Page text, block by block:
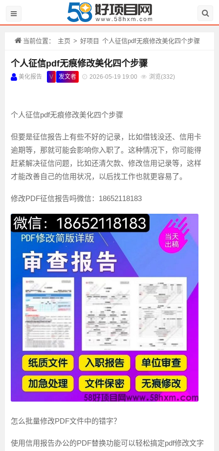
当前位置： 主页 > 好项目 个人征信pdf无痕修改美化四个步骤
个人征信pdf无痕修改美化四个步骤
美化报告 V 发文者 2026-05-19 19:00 浏览(332)
个人征信pdf无痕修改美化四个步骤
但要是征信报告上有些不好的记录，比如借钱没还、信用卡
逾期等，那就可能会影响你入职了。这种情况下，你可能得
赶紧解决征信问题，比如还清欠款、修改信用记录等，这样
才能改善自己的信用状况，以后找工作也就更容易了。
修改PDF征信报告吗微信：18652118183
怎么批量修改PDF文件中的错字？
使用信用报告办公的PDF替换功能可以轻松搞定pdf修改文字